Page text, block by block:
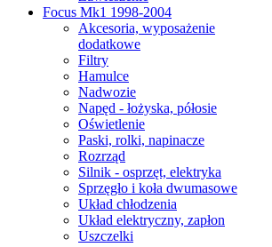
Focus Mk1 1998-2004
Akcesoria, wyposażenie
dodatkowe
Filtry
Hamulce
Nadwozie
Napęd - łożyska, półosie
Oświetlenie
Paski, rolki, napinacze
Rozrząd
Silnik - osprzęt, elektryka
Sprzęgło i koła dwumasowe
Układ chłodzenia
Układ elektryczny, zapłon
Uszczelki